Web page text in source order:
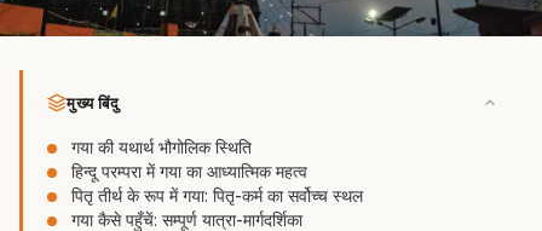
मुख्य बिंदु
गया की यथार्थ भौगोलिक स्थिति
हिन्दू परम्परा में गया का आध्यात्मिक महत्व
पितृ तीर्थ के रूप में गया: पितृ-कर्म का सर्वोच्च स्थल
गया कैसे पहुँचें: सम्पूर्ण यात्रा-मार्गदर्शिका